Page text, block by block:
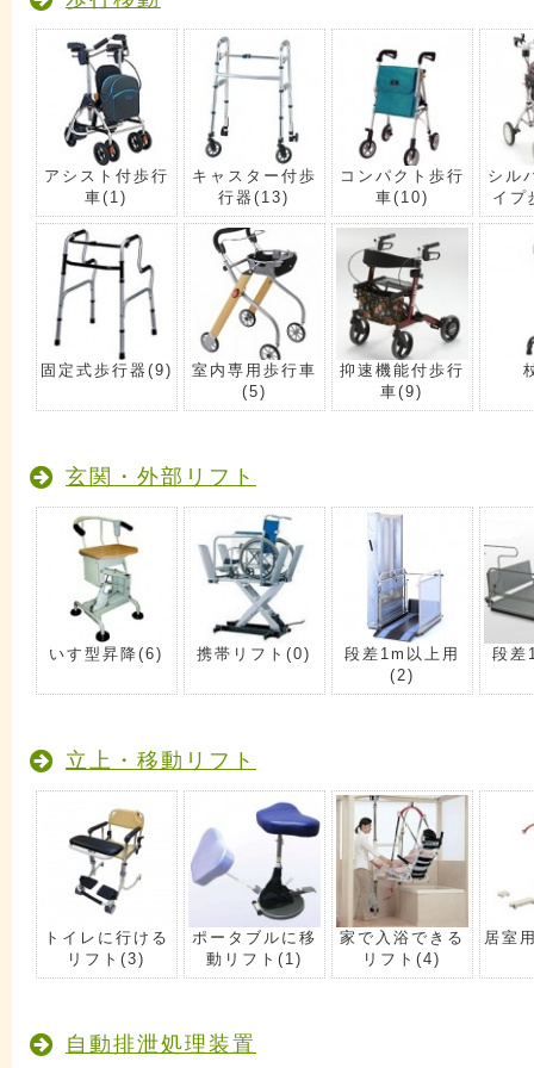
アシスト付歩行
車(1)
キャスター付歩
行器(13)
コンパクト歩行
車(10)
シル
イプ
固定式歩行器 (9)
室内専用歩行車
(5)
抑速機能付歩行
車(9)
玄関・外部リフト
いす型昇降(6) 携帯リフト(0)
段差1m以上用
(2)
段差
立上・移動リフト
トイレに行ける
リフト(3)
ポータブルに移
動リフト (1)
家で入浴できる
リフト(4)
居室
自動排泄処理装置